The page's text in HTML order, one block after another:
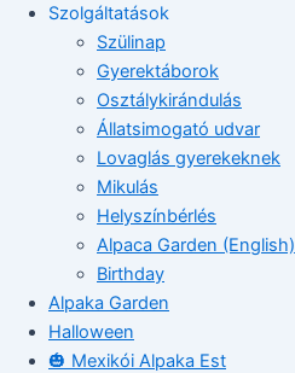
Szolgáltatások
Szülinap
Gyerektáborok
Osztálykirándulás
Állatsimogató udvar
Lovaglás gyerekeknek
Mikulás
Helyszínbérlés
Alpaca Garden (English)
Birthday
Alpaka Garden
Halloween
🎃 Mexikói Alpaka Est